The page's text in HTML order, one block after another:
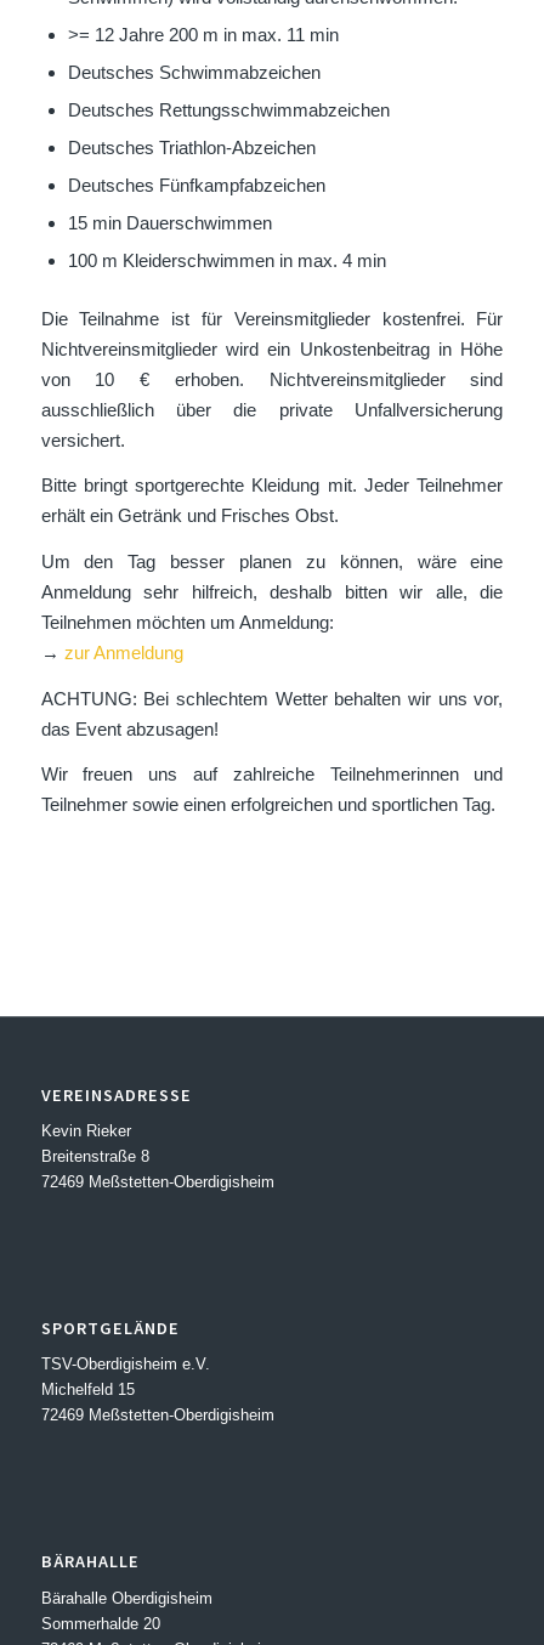
>= 12 Jahre 200 m in max. 11 min
Deutsches Schwimmabzeichen
Deutsches Rettungsschwimmabzeichen
Deutsches Triathlon-Abzeichen
Deutsches Fünfkampfabzeichen
15 min Dauerschwimmen
100 m Kleiderschwimmen in max. 4 min
Die Teilnahme ist für Vereinsmitglieder kostenfrei. Für
Nichtvereinsmitglieder wird ein Unkostenbeitrag in Höhe
von 10 € erhoben. Nichtvereinsmitglieder sind
ausschließlich über die private Unfallversicherung
versichert.
Bitte bringt sportgerechte Kleidung mit. Jeder Teilnehmer
erhält ein Getränk und Frisches Obst.
Um den Tag besser planen zu können, wäre eine
Anmeldung sehr hilfreich, deshalb bitten wir alle, die
Teilnehmen möchten um Anmeldung:
→ zur Anmeldung
ACHTUNG: Bei schlechtem Wetter behalten wir uns vor,
das Event abzusagen!
Wir freuen uns auf zahlreiche Teilnehmerinnen und
Teilnehmer sowie einen erfolgreichen und sportlichen Tag.
VEREINSADRESSE
Kevin Rieker
Breitenstraße 8
72469 Meßstetten-Oberdigisheim
SPORTGELÄNDE
TSV-Oberdigisheim e.V.
Michelfeld 15
72469 Meßstetten-Oberdigisheim
BÄRAHALLE
Bärahalle Oberdigisheim
Sommerhalde 20